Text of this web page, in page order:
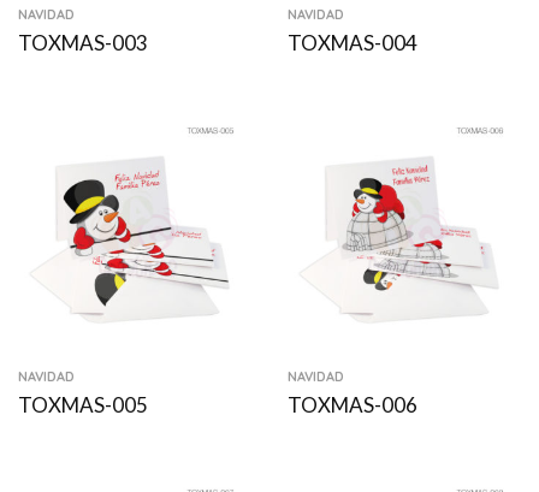
NAVIDAD
TOXMAS-003
NAVIDAD
TOXMAS-004
NAVIDAD
TOXMAS-005
NAVIDAD
TOXMAS-006